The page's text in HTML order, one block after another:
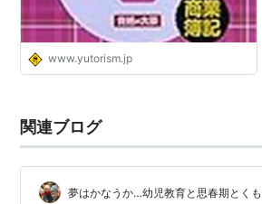
www.yutorism.jp
関連ブログ
夢はかなうか…幼児教育と思春期とく